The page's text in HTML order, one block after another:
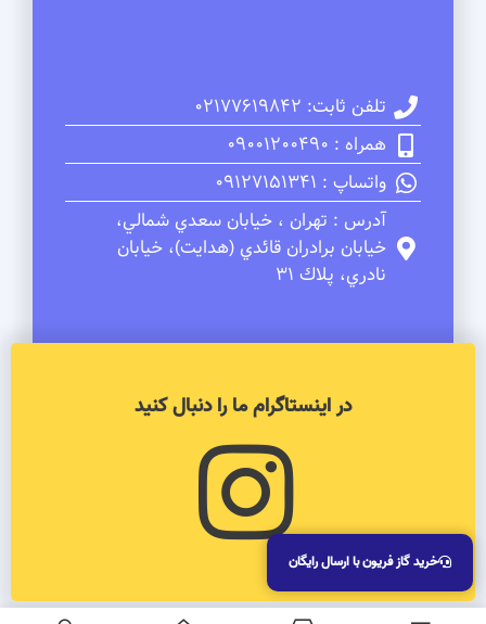
تلفن ثابت: 02177619842
همراه : 09001200490
واتساپ : 09127151341
آدرس : تهران ، خيابان سعدي شمالي،
خيابان برادران قائدي (هدايت)، خيابان
نادري، پلاك 31
در اینستاگرام ما را دنبال کنید
خرید گاز فریون با ارسال رایگان